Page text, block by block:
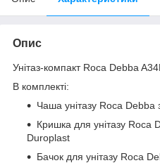
Опис
Унітаз-компакт Roca Debba
В комплекті:
Чаша унітазу Roca Debba
Кришка для унітазу Roca
Duroplast
Бачок для унітазу Roca